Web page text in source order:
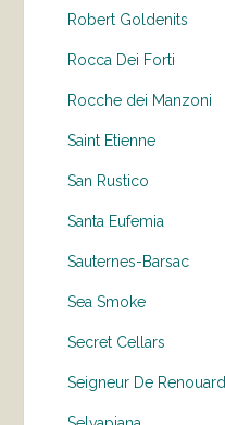
Robert Goldenits
Rocca Dei Forti
Rocche dei Manzoni
Saint Etienne
San Rustico
Santa Eufemia
Sauternes-Barsac
Sea Smoke
Secret Cellars
Seigneur De Renouard